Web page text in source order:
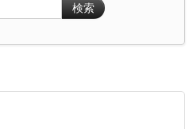
検索